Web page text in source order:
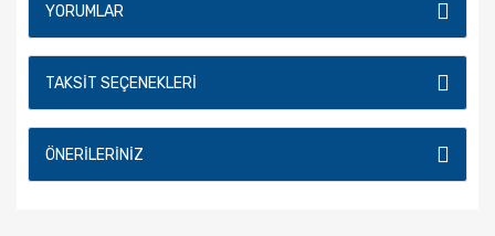
YORUMLAR
TAKSIT SEÇENEKLERI
ÖNERILERINIZ